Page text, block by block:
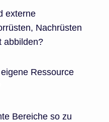
externe
Nachrüsten
abbilden?
Ressource
Bereiche so zu